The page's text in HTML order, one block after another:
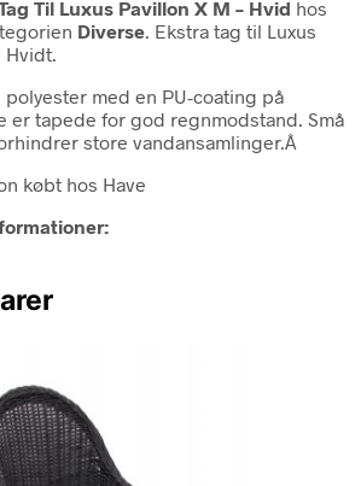
Til Luxus Pavillon X M – Hvid hos
Diverse. Ekstra tag til Luxus
Hvidt.
med en PU-coating på
er tapede for god regnmodstand. Små
store vandansamlinger.Â
købt hos Have